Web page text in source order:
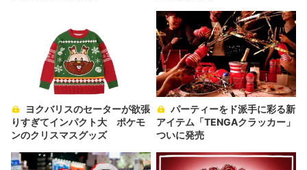
りすぎてインパクト大 ポケモ
ンのクリスマスグッズ
アイテム「TENGAクラッカー」
ついに発売